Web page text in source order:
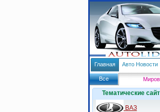
Главная Авто Новости
Все
Тематические
ВАЗ